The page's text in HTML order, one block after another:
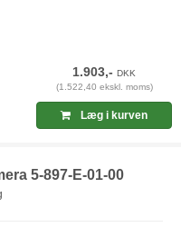
1.903,-DKK
(1.522,40 ekskl. moms)
Læg i kurven
5-897-E-01-00